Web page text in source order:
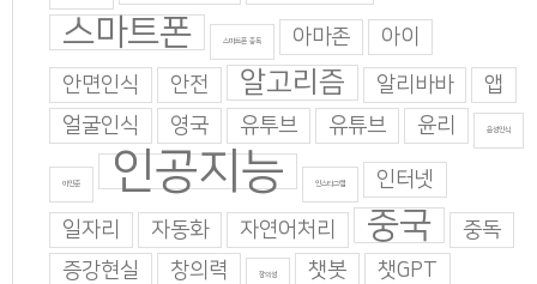
스마트폰 스마트폰 중독 아마존
아이
안면인식
안전 알고리즘 알리바바
앱
얼굴인식
영국 유투브 유튜브 윤리 음성인식
이인준 인공지능 인스타그램 인터넷
일자리 자동화 자연어처리 중국
중독
증강현실
창의력 창의성 챗봇
챗GPT